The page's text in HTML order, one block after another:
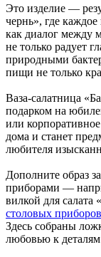
Это изделие —
чернь», где
как диалог между
не только радует
природными
пищи не только
Ваза-салатница
подарком на
или
дома и станет
любителя
Дополните образ
приборами —
вилкой для салата
столовых
Здесь собраны
любовью к